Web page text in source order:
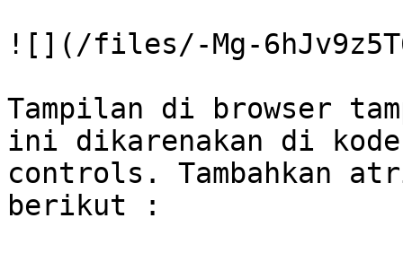
![](/files/-Mg-
Tampilan di browser
ini dikarenakan di
controls. Tambahkan
berikut :